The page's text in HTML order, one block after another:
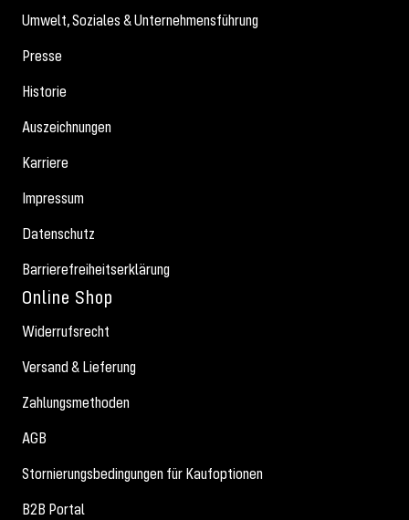
Umwelt, Soziales & Unternehmensführung
Presse
Historie
Auszeichnungen
Karriere
Impressum
Datenschutz
Barrierefreiheitserklärung
Online Shop
Widerrufsrecht
Versand & Lieferung
Zahlungsmethoden
AGB
Stornierungsbedingungen für Kaufoptionen
B2B Portal